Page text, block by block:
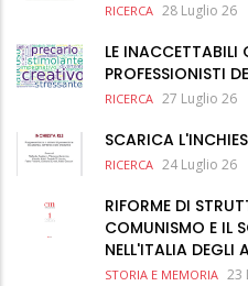
RICERCA 28 Luglio 26
LE
PROFESSIONISTI
RICERCA 27 Luglio 26
SCARICA
RICERCA 24 Luglio 26
RIFORME DI
COMUNISMO E IL
NELL'ITALIA DEGLI
STORIA E MEMORIA 23